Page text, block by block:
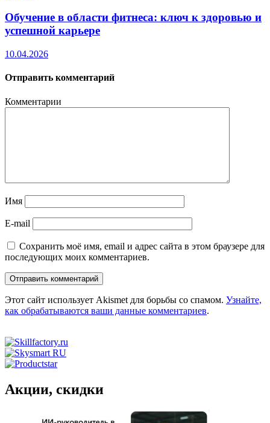
Обучение в области фитнеса: ключ к здоровью и
успешной карьере
10.04.2026
Отправить комментарий
Комментарии
Имя
E-mail
Сохранить моё имя, email и адрес сайта в этом браузере для
последующих моих комментариев.
Этот сайт использует Akismet для борьбы со спамом. Узнайте,
как обрабатываются ваши данные комментариев.
Акции, скидки